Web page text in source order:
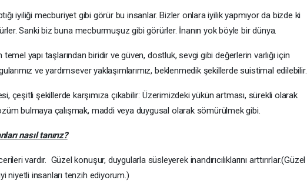
iyiliği mecburiyet gibi görür bu insanlar. Bizler onlara iyilik yapmıyor da bizde ki
Sanki biz buna mecburmuşuz gibi görürler. İnanın yok böyle bir dünya.
yapı taşlarından biridir ve güven, dostluk, sevgi gibi değerlerin varlığı için
ve yardımsever yaklaşımlarımız, beklenmedik şekillerde suistimal edilebilir.
çeşitli şekillerde karşımıza çıkabilir: Üzerimizdeki yükün artması, sürekli olarak
bulmaya çalışmak, maddi veya duygusal olarak sömürülmek gibi.
nasıl tanırız?
vardır. Güzel konuşur, duygularla süsleyerek inandırıcılıklarını arttırırlar.(Güzel
niyetli insanları tenzih ediyorum.)